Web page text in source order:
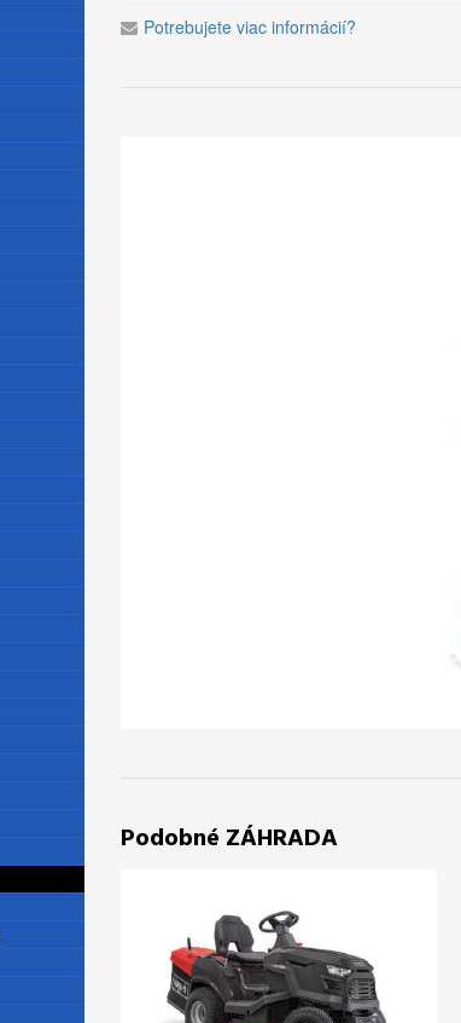
Potrebujete viac informácií?
Podobné ZÁHRADA